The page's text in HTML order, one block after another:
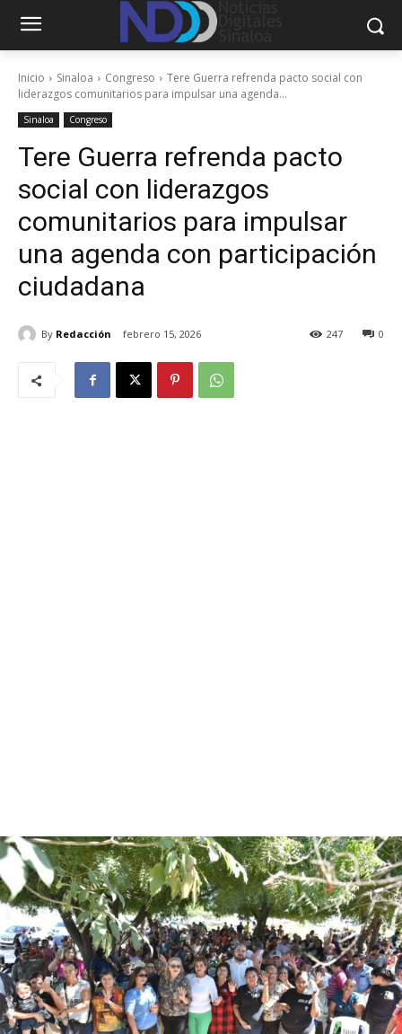
Inicio Sinaloa Congreso
Tere Guerra refrenda pacto social con
liderazgos comunitarios para impulsar una agenda...
Sinaloa Congreso
Tere Guerra refrenda pacto
social con liderazgos
comunitarios para impulsar
una agenda con participación
ciudadana
By Redacción febrero 15, 2026 0
247